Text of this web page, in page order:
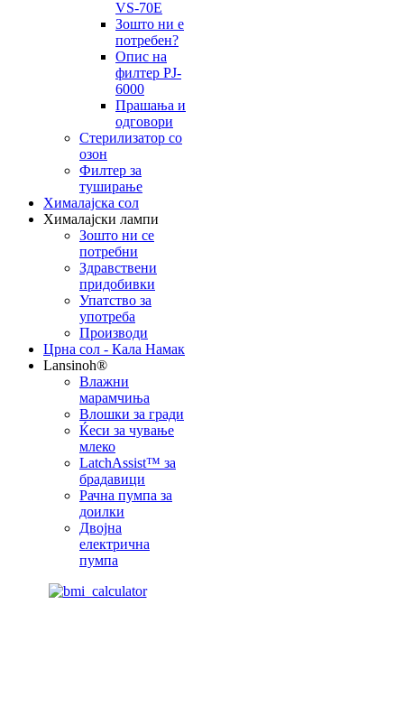
VS-70E
Зошто ни е
потребен?
Опис на
филтер PJ-
6000
Прашања и
одговори
Стерилизатор со
озон
Филтер за
туширање
Хималајска сол
Хималајски лампи
Зошто ни се
потребни
Здравствени
придобивки
Упатство за
употреба
Производи
Црна сол - Кала Намак
Lansinoh®
Влажни
марамчиња
Влошки за гради
Ќеси за чување
млеко
LatchAssist™ за
брадавици
Рачна пумпа за
доилки
Двојна
електрична
пумпа